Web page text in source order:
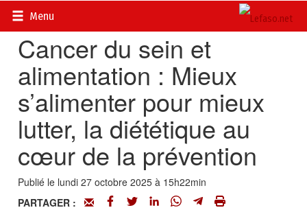
Menu
Accueil>
Cancer du sein et
alimentation : Mieux
s’alimenter pour mieux
lutter, la diététique au
cœur de la prévention
Publié le lundi 27 octobre 2025 à 15h22min
PARTAGER :